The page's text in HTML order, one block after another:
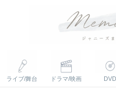
ライブ/舞台 ドラマ/映画 DVD